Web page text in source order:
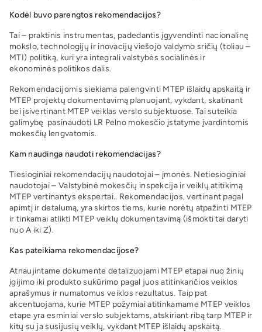
Kodėl buvo parengtos rekomendacijos?
Tai – praktinis instrumentas, padedantis įgyvendinti nacionalinę
mokslo, technologijų ir inovacijų viešojo valdymo sričių (toliau –
MTI) politiką, kuri yra integrali valstybės socialinės ir
ekonominės politikos dalis.
Rekomendacijomis siekiama palengvinti MTEP išlaidų apskaitą ir
MTEP projektų dokumentavimą planuojant, vykdant, skatinant
bei įsivertinant MTEP veiklas verslo subjektuose. Tai suteikia
galimybę pasinaudoti LR Pelno mokesčio įstatyme įvardintomis
mokesčių lengvatomis.
Kam naudinga naudoti rekomendacijas?
Tiesioginiai rekomendacijų naudotojai – įmonės. Netiesioginiai
naudotojai – Valstybinė mokesčių inspekcija ir veiklų atitikimą
MTEP vertinantys ekspertai.. Rekomendacijos, vertinant pagal
apimtį ir detalumą, yra skirtos tiems, kurie norėtų atpažinti MTEP
ir tinkamai atlikti MTEP veiklų dokumentavimą (išmokti tai daryti
nuo A iki Z).
Kas pateikiama rekomendacijose?
Atnaujintame dokumente detalizuojami MTEP etapai nuo žinių
įgijimo iki produkto sukūrimo pagal juos atitinkančios veiklos
aprašymus ir numatomus veiklos rezultatus. Taip pat
akcentuojama, kurie MTEP požymiai atitinkamame MTEP veiklos
etape yra esminiai verslo subjektams, atskiriant ribą tarp MTEP ir
kitų su ja susijusių veiklų, vykdant MTEP išlaidų apskaitą.